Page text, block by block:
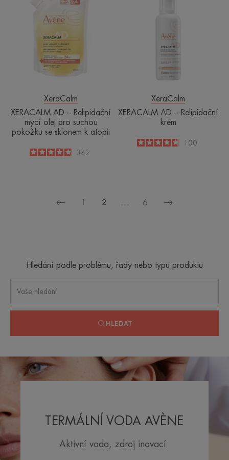
AD
–
mycí
olej
pro
suchou
se
sklonem
k atopii
XeraCalm
XERACALM AD – Relipidační
mycí olej pro suchou
pokožku se sklonem k atopii
4.8
/
5
342
krém
XeraCalm
XERACALM AD – Relipidační
krém
4.7
/5100
Předchozí
2 … 6
Další
Hledání podle problému, řady nebo typu produktu
HLEDAT
TERMÁLNÍ VODA AVÈNE
Aktivní voda, zdroj inovací